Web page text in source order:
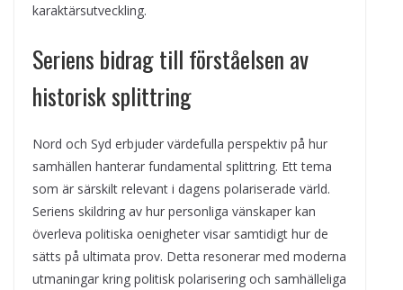
karaktärsutveckling.
Seriens bidrag till förståelsen av
historisk splittring
Nord och Syd erbjuder värdefulla perspektiv på hur
samhällen hanterar fundamental splittring. Ett tema
som är särskilt relevant i dagens polariserade värld.
Seriens skildring av hur personliga vänskaper kan
överleva politiska oenigheter visar samtidigt hur de
sätts på ultimata prov. Detta resonerar med moderna
utmaningar kring politisk polarisering och samhälleliga